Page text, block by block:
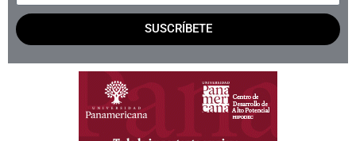
SUSCRÍBETE